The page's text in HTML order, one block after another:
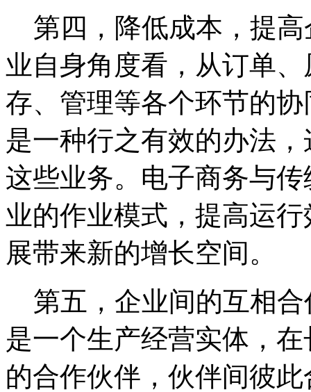
第四，降低成本，提高
业自身角度看，从订单
存、管理等各个环节的
是一种行之有效的办法
这些业务。电子商务与
业的作业模式，提高运
展带来新的增长空间。
第五，企业间的互相合
是一个生产经营实体，
的合作伙伴，伙伴间彼